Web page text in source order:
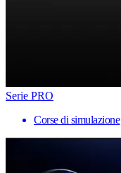
Serie PRO
Corse di simulazione